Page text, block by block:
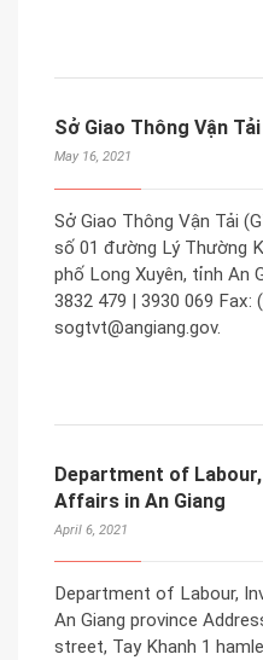
Sở Giao Thông Vận
May 16, 2021
Sở Giao Thông Vận Tải
số 01 đường Lý Thường
phố Long Xuyên, tỉnh An
3832 479 | 3930 069 Fax:
sogtvt@angiang.gov.
Department of
Affairs in An Giang
April 6, 2021
Department of Labour,
An Giang province
street, Tay Khanh 1